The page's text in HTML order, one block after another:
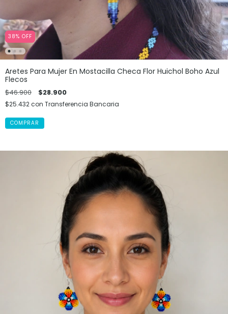
38% OFF
Aretes Para Mujer En Mostacilla Checa Flor Huichol Boho Azul
Flecos
$46.900 $28.900
$25.432con Transferencia Bancaria